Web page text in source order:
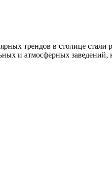
трендов в столице стали
и атмосферных заведений,